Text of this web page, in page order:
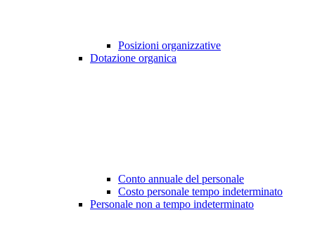
Posizioni organizzative
Dotazione organica
Conto annuale del personale
Costo personale tempo indeterminato
Personale non a tempo indeterminato